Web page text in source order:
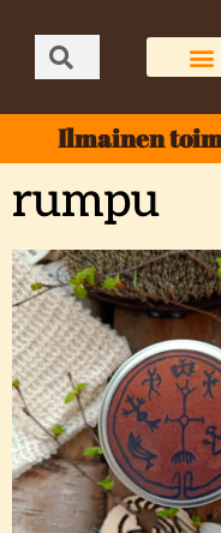
Ilmainen
rumpu